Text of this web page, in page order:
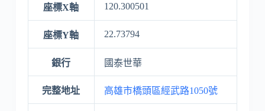
座標X軸 120.300501
座標Y軸 22.73794
銀行 國泰世華
完整地址 高雄市橋頭區經武路1050號